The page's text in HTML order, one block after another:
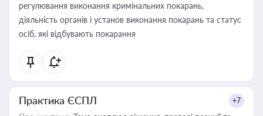
регулювання виконання кримінальних покарань,
діяльність органів і установ виконання покарань та статус
осіб, які відбувають покарання
Практика ЄСПЛ +7